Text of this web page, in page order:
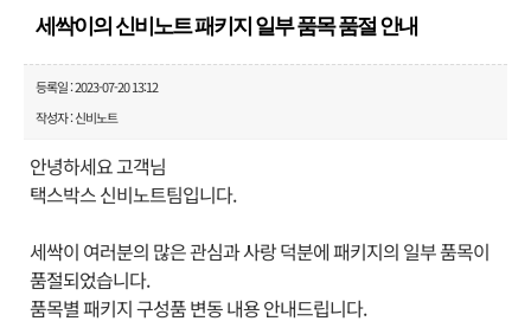
세싹이의 신비노트 패키지 일부 품목 품절 안내
등록일 : 2023-07-20 13:12
작성자 : 신비노트
안녕하세요 고객님
택스박스 신비노트팀입니다.
세싹이 여러분의 많은 관심과 사랑 덕분에 패키지의 일부 품목이
품절되었습니다.
품목별 패키지 구성품 변동 내용 안내드립니다.